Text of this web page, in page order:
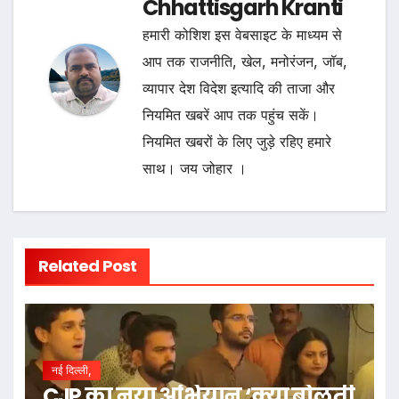
Chhattisgarh Kranti
हमारी कोशिश इस वेबसाइट के माध्यम से
आप तक राजनीति, खेल, मनोरंजन, जॉब,
व्यापार देश विदेश इत्यादि की ताजा और
नियमित खबरें आप तक पहुंच सकें।
नियमित खबरों के लिए जुड़े रहिए हमारे
साथ। जय जोहार ।
Related Post
नई दिल्ली,